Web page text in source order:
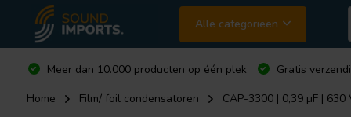
Alle categorieën
Meer dan 10.000 producten op één plek
Gratis
Home
Film/ foil condensatoren CAP-3300 | 0,39 µF |